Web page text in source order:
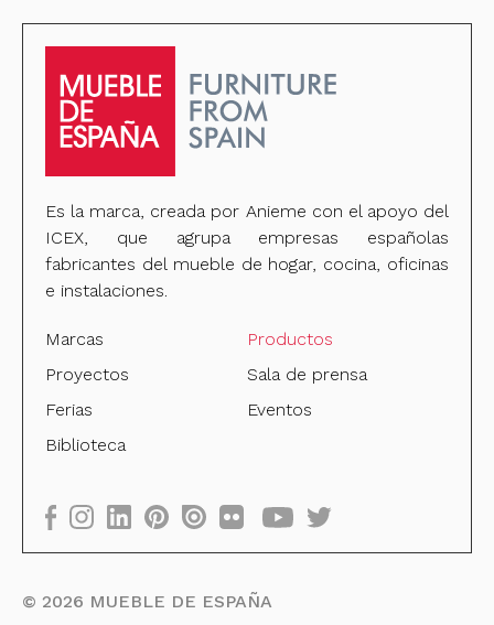
Es la marca, creada por Anieme con el apoyo del
ICEX, que agrupa empresas españolas
fabricantes del mueble de hogar, cocina, oficinas
e instalaciones.
Marcas
Productos
Proyectos
Sala de prensa
Ferias
Eventos
Biblioteca
© 2026 MUEBLE DE ESPAÑA